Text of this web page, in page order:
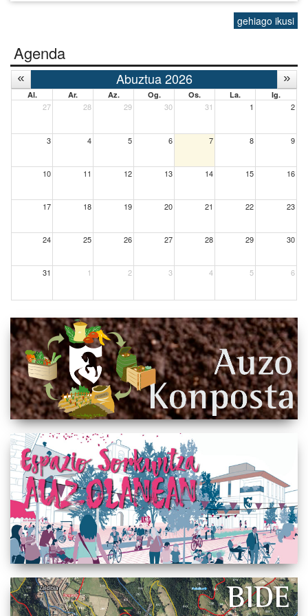
gehiago ikusi
Agenda
Abuztua 2026
Al. Ar. Az. Og. Os. La. Ig.
27 28 29 30 31 1 2
3 4 5 6 7 8 9
10 11 12 13 14 15 16
17 18 19 20 21 22 23
24 25 26 27 28 29 30
31 1 2 3 4 5 6